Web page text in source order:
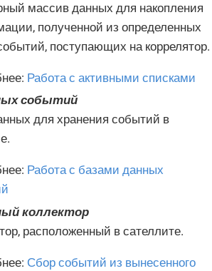
массив данных для накопления
полученной из определенных
поступающих на коррелятор.
Работа с активными списками
событий
для хранения событий в
Работа с базами данных
коллектор
расположенный в сателлите.
Сбор событий из вынесенного